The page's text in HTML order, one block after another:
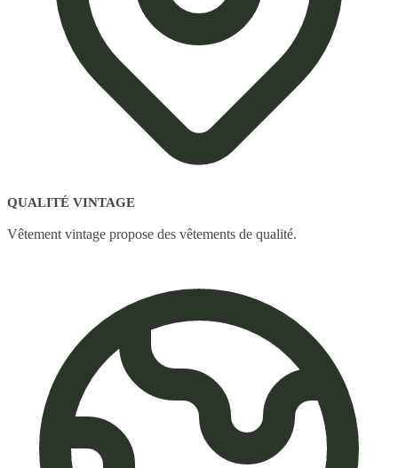
QUALITÉ VINTAGE
Vêtement vintage propose des vêtements de qualité.